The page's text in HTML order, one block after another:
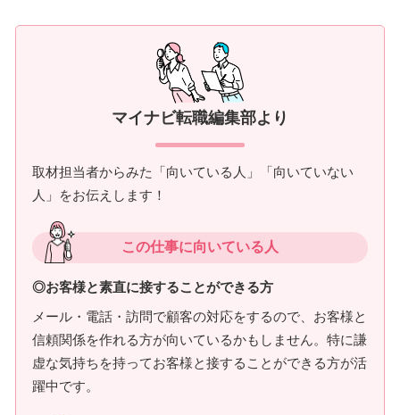
マイナビ転職編集部より
取材担当者からみた「向いている人」「向いていない
人」をお伝えします！
この仕事に向いている人
◎お客様と素直に接することができる方
メール・電話・訪問で顧客の対応をするので、お客様と
信頼関係を作れる方が向いているかもしません。特に謙
虚な気持ちを持ってお客様と接することができる方が活
躍中です。